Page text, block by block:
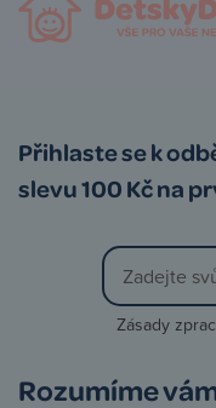
Přihlaste se k
slevu 100 Kč na
Zásady
Rozumíme